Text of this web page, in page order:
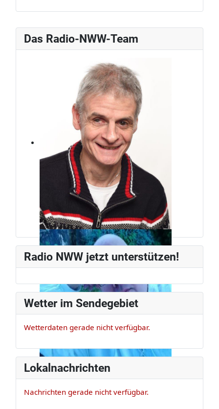
Das Radio-NWW-Team
Jürg Weber
Radiomann, schon seit den frühen
80ern.
Radio NWW jetzt unterstützen!
Wetter im Sendegebiet
Wetterdaten gerade nicht verfügbar.
Lokalnachrichten
Nachrichten gerade nicht verfügbar.